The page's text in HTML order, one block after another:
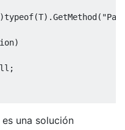
)typeof(T).GetMethod(
)
;
una solución